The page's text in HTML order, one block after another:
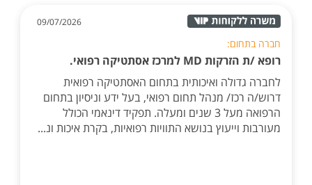
09/07/2026
חברה בתחום:
רופא /ת הזרקות MD למרכז אסתטיקה רפואי.
לחברה גדולה ואיכותית בתחום האסתטיקה רפואית
דרוש/ה רכז/ מנהל תחום רפואי, בעל ידע וניסיון בתחום
הרפואה מעל 3 שנים ומעלה. תפקיד דינאמי הכולל
מעורבות וייעוץ בנושא התוויות רפואיות, בקרת איכות ונ...